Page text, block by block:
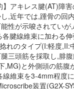
】アキレス腱(AT)障
,近年では,踵骨の回
性が示唆されてい
各腱線維束に加わる
れのタイプ(I:軽度
三頭筋を採取し,腓
,MG)と外側頭の筋
線維束を3-4mm程度
装置(G2X-